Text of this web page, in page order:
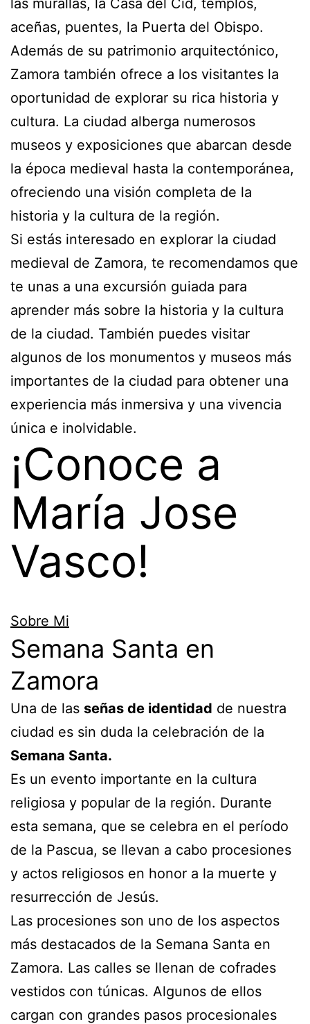
las murallas, la Casa del Cid, templos,
aceñas, puentes, la Puerta del Obispo.
Además de su patrimonio arquitectónico,
Zamora también ofrece a los visitantes la
oportunidad de explorar su rica historia y
cultura. La ciudad alberga numerosos
museos y exposiciones que abarcan desde
la época medieval hasta la contemporánea,
ofreciendo una visión completa de la
historia y la cultura de la región.
Si estás interesado en explorar la ciudad
medieval de Zamora, te recomendamos que
te unas a una excursión guiada para
aprender más sobre la historia y la cultura
de la ciudad. También puedes visitar
algunos de los monumentos y museos más
importantes de la ciudad para obtener una
experiencia más inmersiva y una vivencia
única e inolvidable.
¡Conoce a
María Jose
Vasco!
Sobre Mi
Semana Santa en
Zamora
Una de las señas de identidad de nuestra
ciudad es sin duda la celebración de la
Semana Santa.
Es un evento importante en la cultura
religiosa y popular de la región. Durante
esta semana, que se celebra en el período
de la Pascua, se llevan a cabo procesiones
y actos religiosos en honor a la muerte y
resurrección de Jesús.
Las procesiones son uno de los aspectos
más destacados de la Semana Santa en
Zamora. Las calles se llenan de cofrades
vestidos con túnicas. Algunos de ellos
cargan con grandes pasos procesionales